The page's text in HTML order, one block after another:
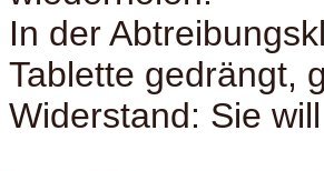
In der
Tablette gedrängt,
Widerstand: Sie